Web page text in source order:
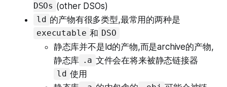
DSOs (other DSOs)
ld 的产物有很多类型,最常用的两种是
executable 和 DSO
静态库并不是ld的产物,而是archive的产物,
静态库 .a 文件会在将来被静态链接器
ld 使用